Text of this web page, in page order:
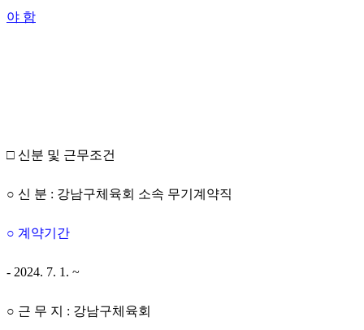
야 함
□ 신분 및 근무조건
○ 신 분 : 강남구체육회 소속 무기계약직
○ 계약기간
- 2024. 7. 1. ~
○ 근 무 지 : 강남구체육회